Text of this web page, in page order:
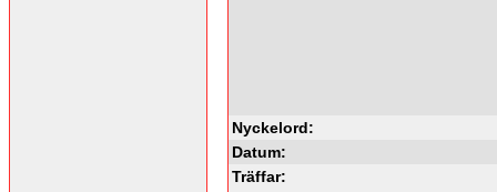
Nyckelord:
Datum:
Träffar: